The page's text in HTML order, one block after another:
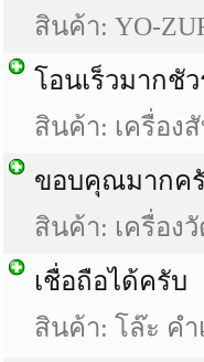
สินค้า: YO-
โอนเร็วมากชั
สินค้า: เครื่อง
ขอบคุณมากค
สินค้า: เครื่อง
เชื่อถือได้ครับ
สินค้า: โล๊ะ คำ